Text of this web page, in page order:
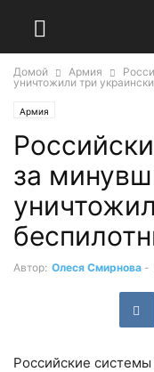
Домой Армия
уничтожили три
Армия
за
Автор: Олеся Смирнова -
Российские